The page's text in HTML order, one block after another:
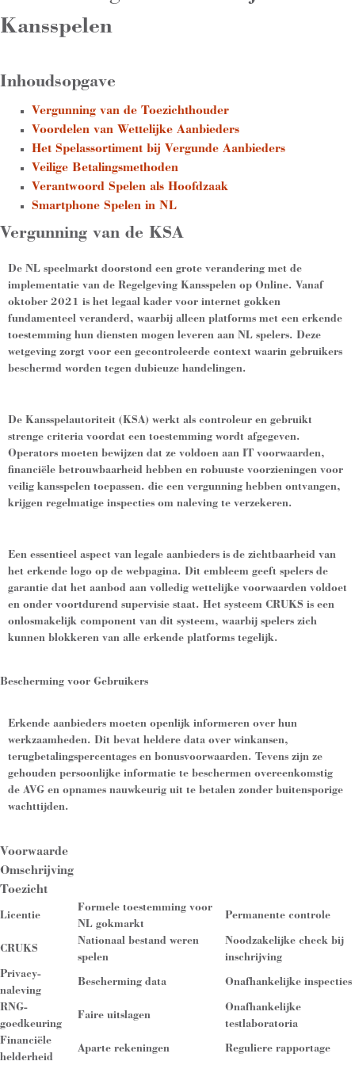
Kansspelen
Inhoudsopgave
Vergunning van de Toezichthouder
Voordelen van Wettelijke Aanbieders
Het Spelassortiment bij Vergunde Aanbieders
Veilige Betalingsmethoden
Verantwoord Spelen als Hoofdzaak
Smartphone Spelen in NL
Vergunning van de KSA
De NL speelmarkt doorstond een grote verandering met de
implementatie van de Regelgeving Kansspelen op Online. Vanaf
oktober 2021 is het legaal kader voor internet gokken
fundamenteel veranderd, waarbij alleen platforms met een erkende
toestemming hun diensten mogen leveren aan NL spelers. Deze
wetgeving zorgt voor een gecontroleerde context waarin gebruikers
beschermd worden tegen dubieuze handelingen.
De Kansspelautoriteit (KSA) werkt als controleur en gebruikt
strenge criteria voordat een toestemming wordt afgegeven.
Operators moeten bewijzen dat ze voldoen aan IT voorwaarden,
financiële betrouwbaarheid hebben en robuuste voorzieningen voor
veilig kansspelen toepassen. die een vergunning hebben ontvangen,
krijgen regelmatige inspecties om naleving te verzekeren.
Een essentieel aspect van legale aanbieders is de zichtbaarheid van
het erkende logo op de webpagina. Dit embleem geeft spelers de
garantie dat het aanbod aan volledig wettelijke voorwaarden voldoet
en onder voortdurend supervisie staat. Het systeem CRUKS is een
onlosmakelijk component van dit systeem, waarbij spelers zich
kunnen blokkeren van alle erkende platforms tegelijk.
Bescherming voor Gebruikers
Erkende aanbieders moeten openlijk informeren over hun
werkzaamheden. Dit bevat heldere data over winkansen,
terugbetalingspercentages en bonusvoorwaarden. Tevens zijn ze
gehouden persoonlijke informatie te beschermen overeenkomstig
de AVG en opnames nauwkeurig uit te betalen zonder buitensporige
wachttijden.
Voorwaarde
Omschrijving
Toezicht
Licentie
Formele toestemming voor
NL gokmarkt
Permanente controle
CRUKS
Nationaal bestand weren
spelen
Noodzakelijke check bij
inschrijving
Privacy-
naleving
Bescherming data Onafhankelijke inspecties
RNG-
goedkeuring
Faire uitslagen
Onafhankelijke
testlaboratoria
Financiële
helderheid
Aparte rekeningen Reguliere rapportage